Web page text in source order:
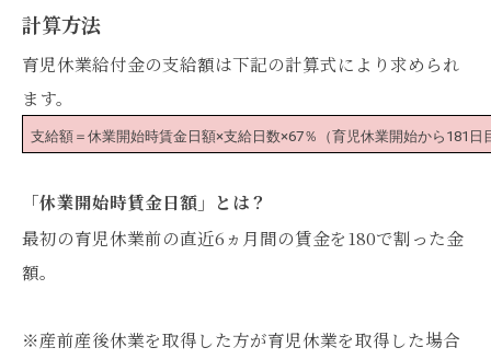
計算方法
育児休業給付金の支給額は下記の計算式により求められ
ます。
支給額＝休業開始時賃金日額×支給日数×67％（育児休業開始から181日
「休業開始時賃金日額」とは？
最初の育児休業前の直近6ヵ月間の賃金を180で割った金
額。
※産前産後休業を取得した方が育児休業を取得した場合